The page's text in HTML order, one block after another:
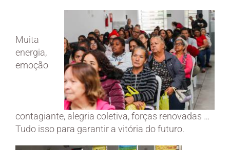
Muita
energia,
emoção
contagiante, alegria coletiva, forças renovadas …
Tudo isso para garantir a vitória do futuro.